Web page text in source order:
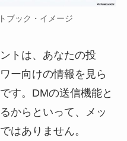
ブック・イメージ
トは、あなたの投
ー向けの情報を見ら
す。DMの送信機能と
からといって、メッ
はありません。